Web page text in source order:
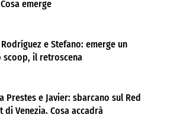
emerge
e Stefano: emerge un
scoop, il retroscena
Prestes e Javier: sbarcano sul Red
di Venezia. Cosa accadrà